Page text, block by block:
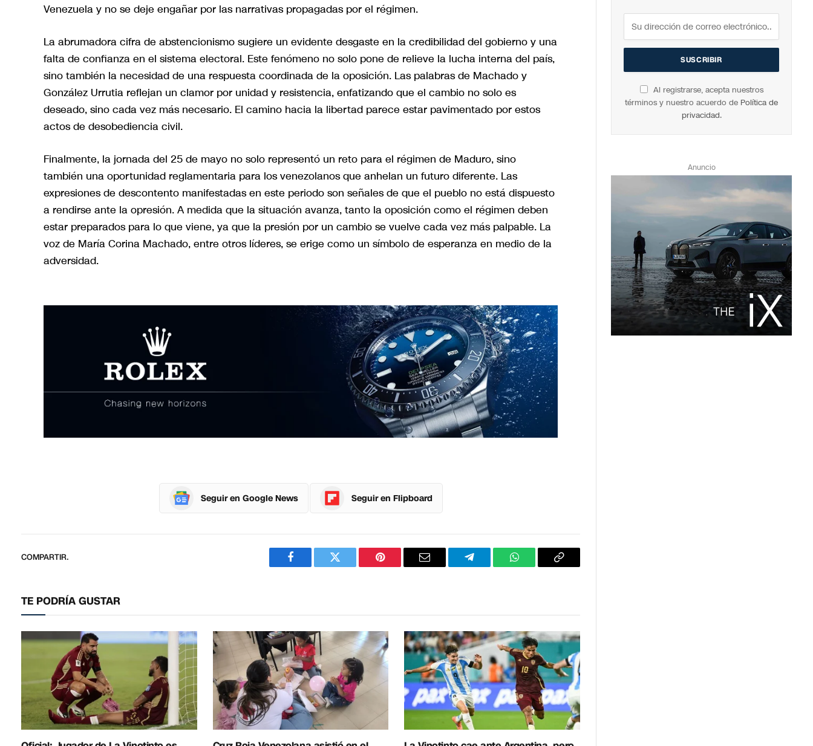
Venezuela y no se deje engañar por las narrativas propagadas por el régimen.
La abrumadora cifra de abstencionismo sugiere un evidente desgaste en la credibilidad del gobierno y una
falta de confianza en el sistema electoral. Este fenómeno no solo pone de relieve la lucha interna del país,
sino también la necesidad de una respuesta coordinada de la oposición. Las palabras de Machado y
González Urrutia reflejan un clamor por unidad y resistencia, enfatizando que el cambio no solo es
deseado, sino cada vez más necesario. El camino hacia la libertad parece estar pavimentado por estos
actos de desobediencia civil.
Finalmente, la jornada del 25 de mayo no solo representó un reto para el régimen de Maduro, sino
también una oportunidad reglamentaria para los venezolanos que anhelan un futuro diferente. Las
expresiones de descontento manifestadas en este periodo son señales de que el pueblo no está dispuesto
a rendirse ante la opresión. A medida que la situación avanza, tanto la oposición como el régimen deben
estar preparados para lo que viene, ya que la presión por un cambio se vuelve cada vez más palpable. La
voz de María Corina Machado, entre otros líderes, se erige como un símbolo de esperanza en medio de la
adversidad.
Seguir en Google News Seguir en Flipboard
COMPARTIR.
FacebookTwitter PinterestCorreo
TelegramWhatsAppCopiar
TE PODRÍA GUSTAR
Al registrarse, acepta nuestros
términos y nuestro acuerdo de Política de
privacidad.
Anuncio